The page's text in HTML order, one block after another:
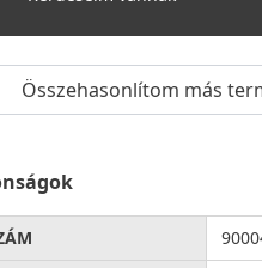
Összehasonlítom más